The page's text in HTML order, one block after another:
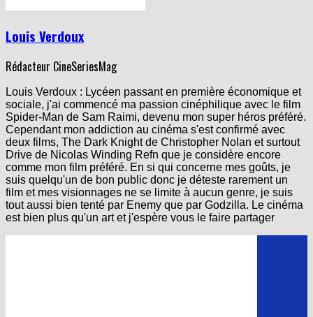
sociale, j'ai commencé ma passion cinéphilique avec le film
Spider-Man de Sam Raimi, devenu mon super héros préféré.
Cependant mon addiction au cinéma s'est confirmé avec
deux films, The Dark Knight de Christopher Nolan et surtout
Drive de Nicolas Winding Refn que je considère encore
comme mon film préféré. En si qui concerne mes goûts, je
suis quelqu'un de bon public donc je déteste rarement un
film et mes visionnages ne se limite à aucun genre, je suis
tout aussi bien tenté par Enemy que par Godzilla. Le cinéma
est bien plus qu'un art et j'espère vous le faire partager